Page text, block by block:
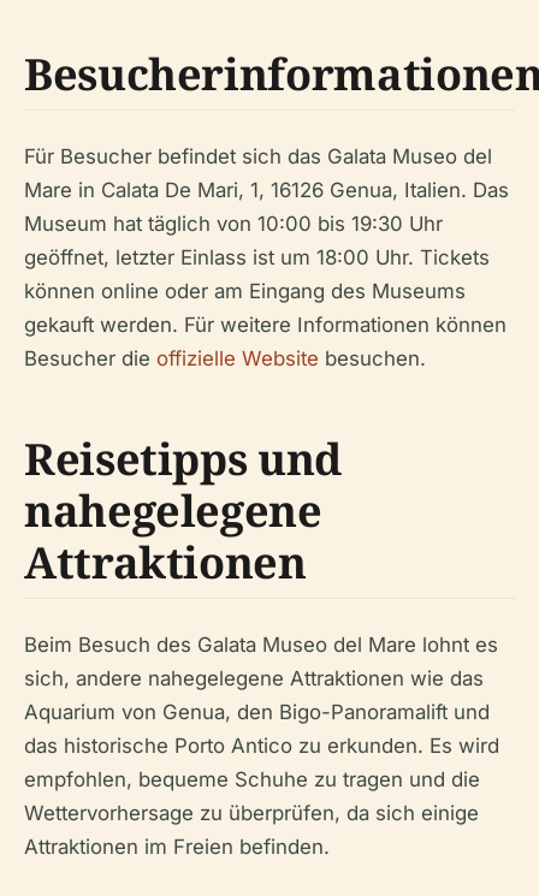
Für Besucher befindet sich das Galata Museo del
Mare in Calata De Mari, 1, 16126 Genua, Italien. Das
Museum hat täglich von 10:00 bis 19:30 Uhr
geöffnet, letzter Einlass ist um 18:00 Uhr. Tickets
können online oder am Eingang des Museums
gekauft werden. Für weitere Informationen können
Besucher die offizielle Website besuchen.
Reisetipps und
nahegelegene
Attraktionen
Beim Besuch des Galata Museo del Mare lohnt es
sich, andere nahegelegene Attraktionen wie das
Aquarium von Genua, den Bigo-Panoramalift und
das historische Porto Antico zu erkunden. Es wird
empfohlen, bequeme Schuhe zu tragen und die
Wettervorhersage zu überprüfen, da sich einige
Attraktionen im Freien befinden.